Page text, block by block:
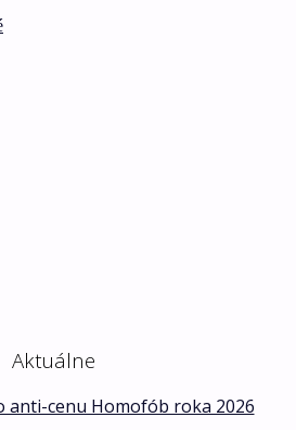
Aktuálne
anti-cenu Homofób roka 2026